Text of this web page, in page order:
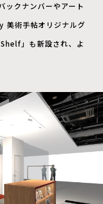
クナンバーやアート
美術手帖オリジナルグ
」も新設され、よ